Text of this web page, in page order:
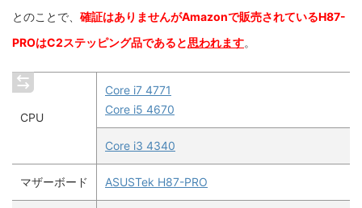
とのことで、 確証はありませんがAmazonで販売されているH87-
PROはC2ステッピング品であると思われます。
CPU
Core i7 4771
Core i5 4670
Core i3 4340
マザーボード ASUSTek H87-PRO